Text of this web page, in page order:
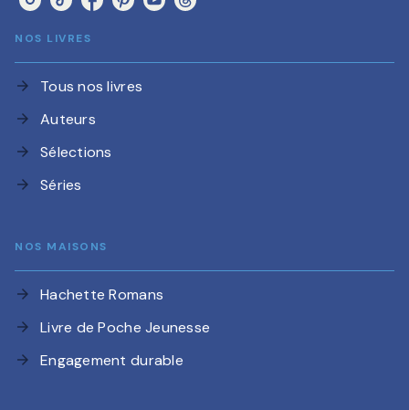
NOS LIVRES
arrow_forward Tous nos livres
arrow_forward Auteurs
arrow_forward Sélections
arrow_forward Séries
NOS MAISONS
arrow_forward Hachette Romans
arrow_forward Livre de Poche Jeunesse
arrow_forward Engagement durable